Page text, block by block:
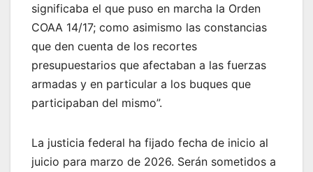
significaba el que puso en marcha la Orden
COAA 14/17; como asimismo las constancias
que den cuenta de los recortes
presupuestarios que afectaban a las fuerzas
armadas y en particular a los buques que
participaban del mismo”.
La justicia federal ha fijado fecha de inicio al
juicio para marzo de 2026. Serán sometidos a